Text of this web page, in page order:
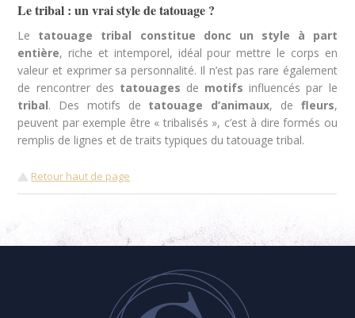
Le tribal : un vrai style de tatouage ?
Le tatouage tribal
constitue donc un style à part
entière, riche et intemporel, idéal pour mettre le corps en
valeur et exprimer sa personnalité. Il n’est pas rare également
de rencontrer des tatouages de motifs influencés par le
tribal. Des motifs de tatouage d’animaux, de fleurs,
peuvent par exemple être « tribalisés », c’est à dire formés ou
remplis de lignes et de traits typiques du tatouage tribal.
Retour haut de page